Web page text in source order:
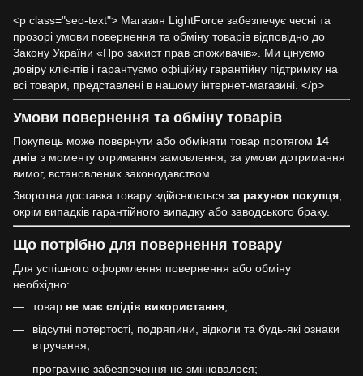
<p class="seo-text"> Магазин LightForce забезпечує чесні та
прозорі умови повернення та обміну товарів відповідно до
Закону України «Про захист прав споживачів». Ми цінуємо
довіру клієнтів і гарантуємо офіційну гарантійну підтримку на
всі товари, представлені в нашому інтернет-магазині. </p>
Умови повернення та обміну товарів
Покупець може повернути або обміняти товар протягом 14
днів з моменту отримання замовлення, за умови дотримання
вимог, встановлених законодавством.
Зворотна доставка товару здійснюється за рахунок покупця,
окрім випадків гарантійного випадку або заводського браку.
Що потрібно для повернення товару
Для успішного оформлення повернення або обміну
необхідно:
товар не має слідів використання;
відсутні потертості, подряпини, відколи та будь-які ознаки
втручання;
програмне забезпечення не змінювалося;